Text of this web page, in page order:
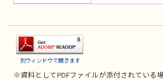
別ウィンドウで開きます
※資料としてPDFファイルが添付されている